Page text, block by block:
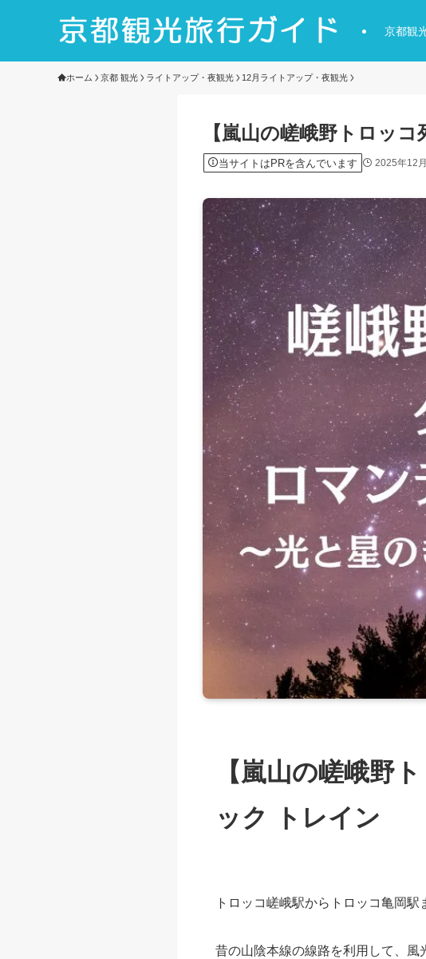
京都観
ホーム 京都 観光 ライトアップ・夜観光 12月ライトアップ・夜観光
【嵐山の嵯峨野トロッ
当サイトはPRを含んでいます 2025年12
【嵐山の嵯峨野
ック トレイン
トロッコ嵯峨駅からトロッコ亀岡
昔の山陰本線の線路を利用して、風